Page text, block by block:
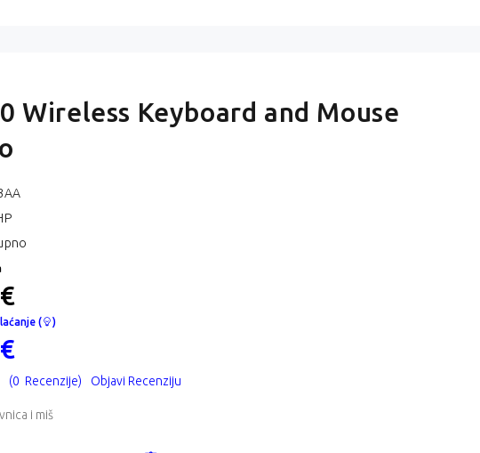
Wireless Keyboard and Mouse
( )
(0 Recenzije) Objavi Recenziju
i miš